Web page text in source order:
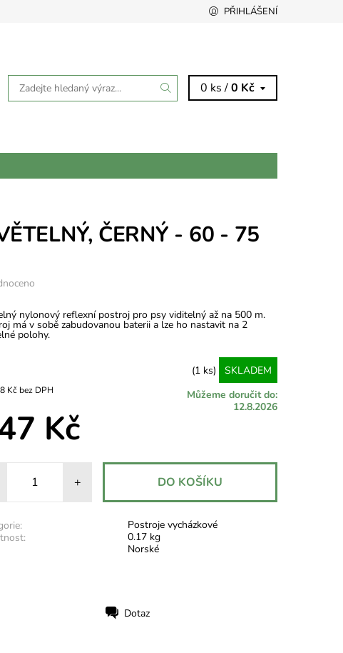
PŘIHLÁŠENÍ
0 ks /0 Kč
ČERNÝ - 60 - 75
nylonový reflexní postroj pro psy viditelný až na 500 m.
má v sobě zabudovanou baterii a lze ho nastavit na 2
polohy.
286,78 Kč bez DPH
(1 ks)
SKLADEM
Můžeme doručit do:
12.8.2026
Kč
+
Postroje vycházkové
0.17 kg
Norské
Dotaz